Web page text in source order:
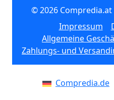
© 2026 Compredia.at
Impressum
Allgemeine
Zahlungs- und
Compredia.de